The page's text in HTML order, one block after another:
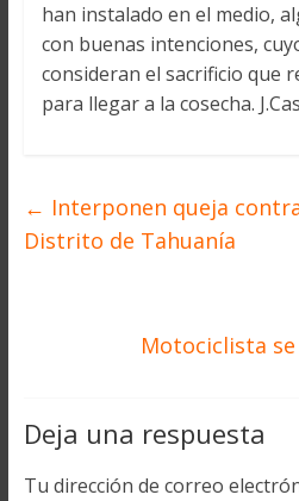
han instalado en el medio,
con buenas intenciones,
consideran el sacrificio que
para llegar a la cosecha.
← Interponen queja
Distrito de Tahuanía
Motociclista
Deja una respuesta
Tu dirección de correo